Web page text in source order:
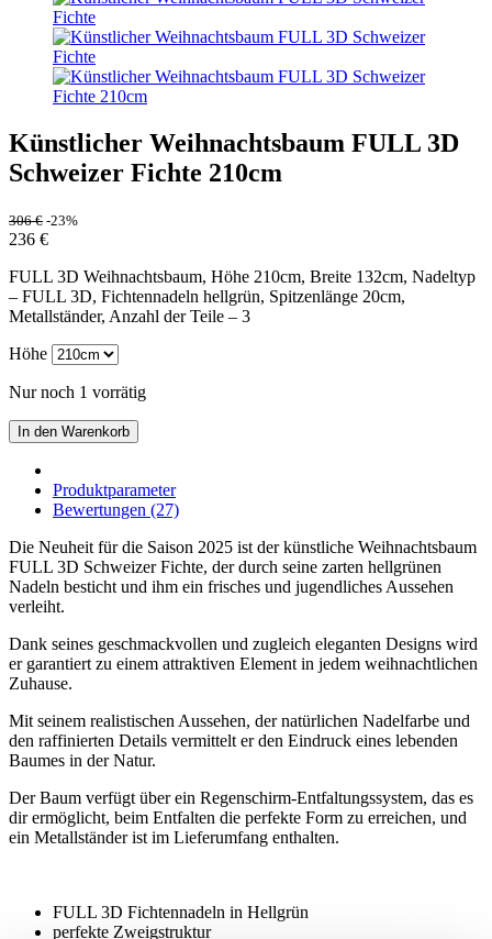
Künstlicher Weihnachtsbaum FULL 3D
Schweizer Fichte 210cm
306€ -23%
236 €
FULL 3D Weihnachtsbaum, Höhe 210cm, Breite 132cm, Nadeltyp
– FULL 3D, Fichtennadeln hellgrün, Spitzenlänge 20cm,
Metallständer, Anzahl der Teile – 3
Höhe
Nur noch 1 vorrätig
In den Warenkorb
Produktparameter
Bewertungen (27)
Die Neuheit für die Saison 2025 ist der künstliche Weihnachtsbaum
FULL 3D Schweizer Fichte, der durch seine zarten hellgrünen
Nadeln besticht und ihm ein frisches und jugendliches Aussehen
verleiht.
Dank seines geschmackvollen und zugleich eleganten Designs wird
er garantiert zu einem attraktiven Element in jedem weihnachtlichen
Zuhause.
Mit seinem realistischen Aussehen, der natürlichen Nadelfarbe und
den raffinierten Details vermittelt er den Eindruck eines lebenden
Baumes in der Natur.
Der Baum verfügt über ein Regenschirm-Entfaltungssystem, das es
dir ermöglicht, beim Entfalten die perfekte Form zu erreichen, und
ein Metallständer ist im Lieferumfang enthalten.
FULL 3D Fichtennadeln in Hellgrün
perfekte Zweigstruktur